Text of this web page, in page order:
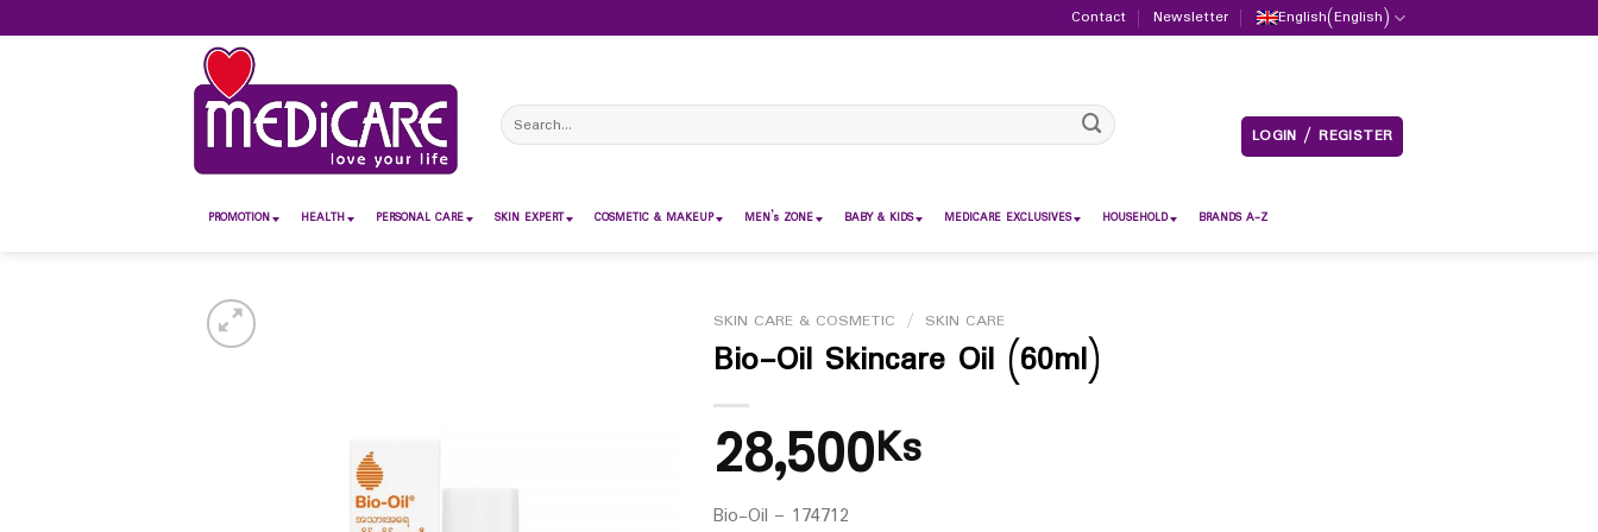
to
Contact Newsletter English(English)
Search
for:
LOGIN / REGISTER
PROMOTION HEALTH PERSONAL CARE SKIN EXPERT COSMETIC & MAKEUP MEN’s ZONE BABY & KIDS MEDICARE EXCLUSIVES HOUSEHOLD BRANDS A-Z
SKIN CARE & COSMETIC / SKIN CARE
Bio-Oil Skincare Oil (60ml)
28,500Ks
Bio-Oil – 174712